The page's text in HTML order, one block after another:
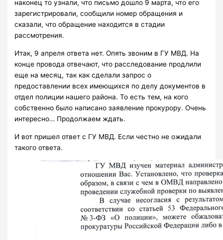
наконец то узнали, что письмо дошло 9 марта, что его
зарегистрировали, сообщили номер обращения и
сказали, что обращение находится в стадии
рассмотрения.
Итак, 9 апреля ответа нет. Опять звоним в ГУ МВД. На
конце провода отвечают, что расследование продлили
еще на месяц, так как сделали запрос о
предоставлении всех имеющихся по делу документов в
отдел полиции нашего района. То есть тем, на кого
собственно было написано заявление прокурору. Очень
интересно… Продолжаем ждать.
И вот пришел ответ с ГУ МВД. Если честно не ожидали
такого ответа.